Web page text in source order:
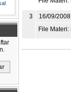
3 16/09/2008
File Materi: